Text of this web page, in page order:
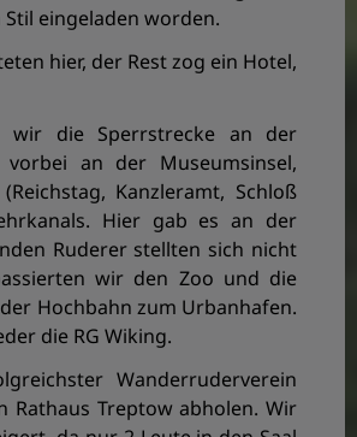
eingeladen worden.
hier, der Rest zog ein Hotel,
die Sperrstrecke an der
an der Museumsinsel,
Kanzleramt, Schloß
Hier gab es an der
Ruderer stellten sich nicht
wir den Zoo und die
Hochbahn zum Urbanhafen.
die RG Wiking.
Wanderruderverein
Rathaus Treptow abholen. Wir